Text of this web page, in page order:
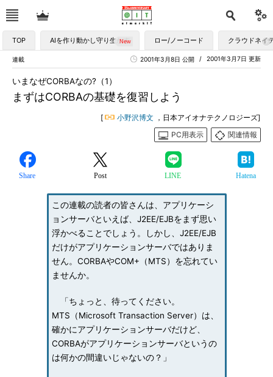
TOP AIを作り動かし守り生かす ロー/ノーコード クラウドネイ
連載 2001年3月7日 更新
2001年3月8日 公開
まずはCORBAの基礎を復習しよう
いまなぜCORBAなの?（1）
[ 小野沢博文 ，日本アイオナテクノロジーズ]
PC用表示
関連情報
Share Post LINE Hatena
この連載の読者の皆さんは、アプリケーシ
ョンサーバといえば、J2EE/EJBをまず思い
浮かべることでしょう。しかし、J2EE/EJB
だけがアプリケーションサーバではありま
せん。CORBAやCOM+（MTS）を忘れてい
ませんか。
「ちょっと、待ってください。
MTS（Microsoft Transaction Server）は、
確かにアプリケーションサーバだけど、
CORBAがアプリケーションサーバというの
は何かの間違いじゃないの？」